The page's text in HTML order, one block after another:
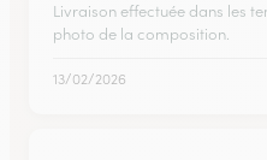
Livraison effectuée dans les
photo de la composition.
13/02/2026